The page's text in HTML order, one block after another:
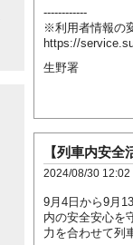
------------
※利用者情報の
https://
生野署
【列車内安全
2024/08/30 12:02
9月4日から9月
内の安全安心を
力を合わせて列